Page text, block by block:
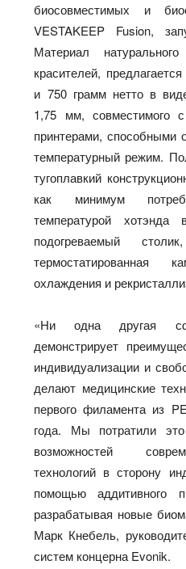
биосовместимых и
VESTAKEEP Fusion,
Материал
красителей,
и 750 грамм нетто в
1,75 мм, совместимого
принтерами, способными
температурный режим.
тугоплавкий
как минимум
температурой
подогреваемый
термостатированная
охлаждения и
«Ни одна другая
демонстрирует
индивидуализации и
делают медицинские
первого филамента из
года. Мы потратили
возможностей
технологий в сторону
помощью аддитивного
разрабатывая новые
Марк Кнебель,
систем концерна Evonik.